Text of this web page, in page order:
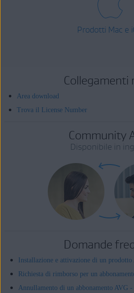
Prodotti Mac e
Collegamenti
Area download
Trova il License Number
Community
Disponibile in
Domande
Installazione e attivazione di un prodotto
Richiesta di rimborso per un
Annullamento di un abbonamento AVG